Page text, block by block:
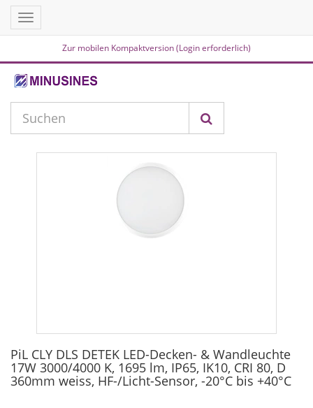
Zur mobilen Kompaktversion (Login erforderlich)
Toggle
navigation
PiL CLY DLS DETEK LED-Decken- & Wandleuchte
17W 3000/4000 K, 1695 lm, IP65, IK10, CRI 80, D
360mm weiss, HF-/Licht-Sensor, -20°C bis +40°C